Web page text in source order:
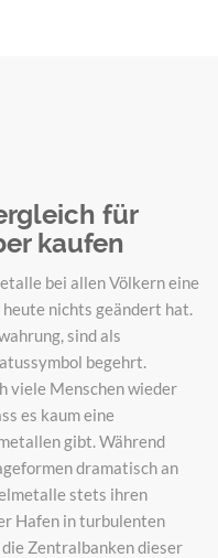
für
kaufen
bei allen Völkern eine
nichts geändert hat.
sind als
begehrt.
viele Menschen wieder
es kaum eine
gibt. Während
dramatisch an
stets ihren
Hafen in turbulenten
Zentralbanken dieser